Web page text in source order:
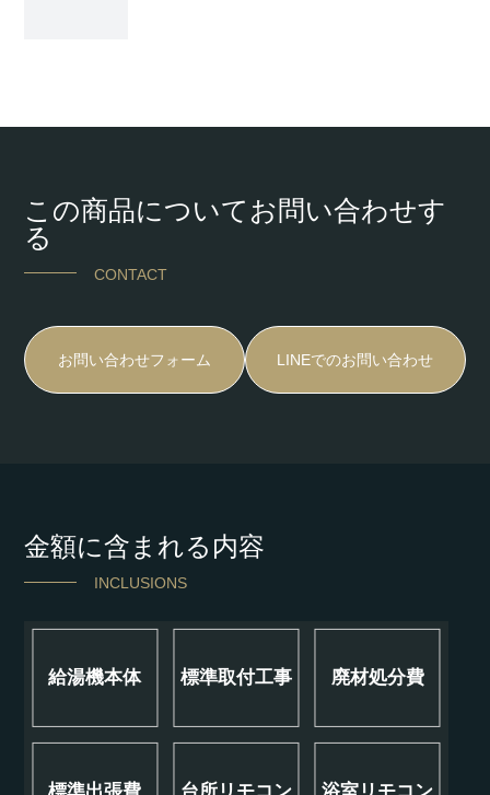
この商品についてお問い合わせす
る
CONTACT
お問い合わせフォーム LINEでのお問い合わせ
金額に含まれる内容
INCLUSIONS
給湯機本体 標準取付工事 廃材処分費